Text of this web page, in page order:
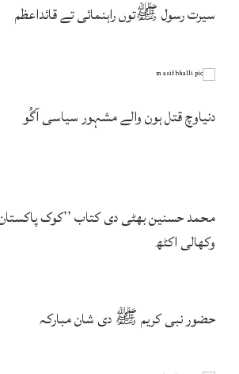
سیرت رسول ﷺتوں راہنمائی تے قائداعظم
دنیاوچ قتل ہون والے مشہور سیاسی آگُو
محمد حسنین بھٹی دی کتاب ’’کوک
وکھالی اکٹھ
حضور نبی کریم ﷺ دی شان مبارکہ